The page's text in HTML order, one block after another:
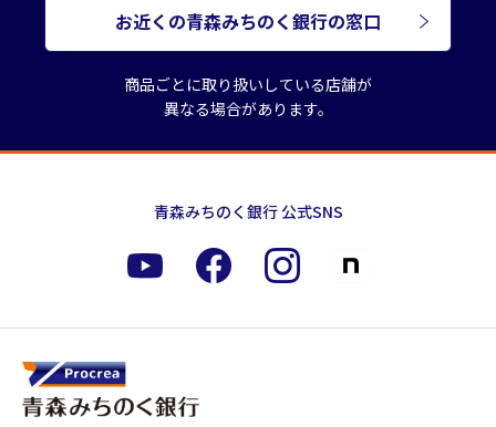
お近くの青森みちのく銀行の窓口
商品ごとに取り扱いしている店舗が
異なる場合があります。
青森みちのく銀行 公式SNS